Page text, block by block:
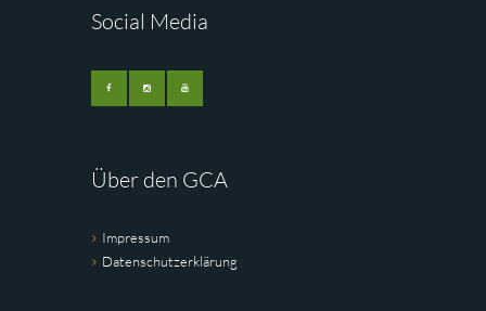
Social Media
Über den GCA
Impressum
Datenschutzerklärung